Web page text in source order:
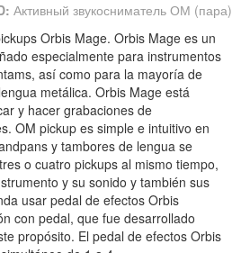
Активный звукосниматель ОМ (пара)
Orbis Mage. Orbis Mage es un
especialmente para instrumentos
así como para la mayoría de
metálica. Orbis Mage está
y hacer grabaciones de
OM pickup es simple e intuitivo en
y tambores de lengua se
o cuatro pickups al mismo tiempo,
y su sonido y también sus
usar pedal de efectos Orbis
con pedal, que fue desarrollado
propósito. El pedal de efectos Orbis